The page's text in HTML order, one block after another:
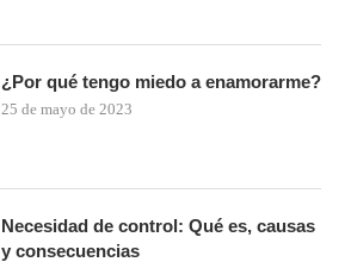
¿Por qué tengo miedo a enamorarme?
25 de mayo de 2023
Necesidad de control: Qué es, causas
y consecuencias